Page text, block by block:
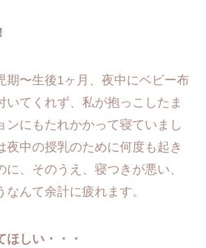
期〜生後1ヶ月、夜中にベビー布
いてくれず、私が抱っこしたま
ンにもたれかかって寝ていまし
夜中の授乳のために何度も起き
に、そのうえ、寝つきが悪い、
んて余計に疲れます。
ほしい・・・